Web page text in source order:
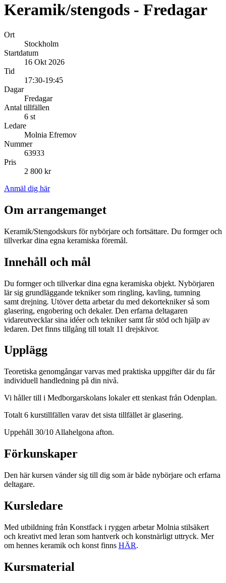
Keramik/stengods - Fredagar
Ort
Stockholm
Startdatum
16 Okt 2026
Tid
17:30-19:45
Dagar
Fredagar
Antal tillfällen
6 st
Ledare
Molnia Efremov
Nummer
63933
Pris
2 800 kr
Anmäl dig här
Om arrangemanget
Keramik/Stengodskurs för nybörjare och fortsättare. Du formger och
tillverkar dina egna keramiska föremål.
Innehåll och mål
Du formger och tillverkar dina egna keramiska objekt. Nybörjaren
lär sig grundläggande tekniker som ringling, kavling, tumning
samt drejning. Utöver detta arbetar du med dekortekniker så som
glasering, engobering och dekaler. Den erfarna deltagaren
vidareutvecklar sina idéer och tekniker samt får stöd och hjälp av
ledaren. Det finns tillgång till totalt 11 drejskivor.
Upplägg
Teoretiska genomgångar varvas med praktiska uppgifter där du får
individuell handledning på din nivå.
Vi håller till i Medborgarskolans lokaler ett stenkast från Odenplan.
Totalt 6 kurstillfällen varav det sista tillfället är glasering.
Uppehåll 30/10 Allahelgona afton.
Förkunskaper
Den här kursen vänder sig till dig som är både nybörjare och erfarna
deltagare.
Kursledare
Med utbildning från Konstfack i ryggen arbetar Molnia stilsäkert
och kreativt med leran som hantverk och konstnärligt uttryck. Mer
om hennes keramik och konst finns HÄR.
Kursmaterial